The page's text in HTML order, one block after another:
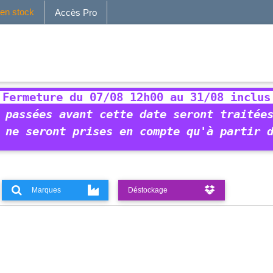
stock Accès Pro
Fermeture du 07/08 12h00 au 31/08 inclus
passées avant cette date seront traitées
seront prises en compte qu'à partir
Marques Déstockage